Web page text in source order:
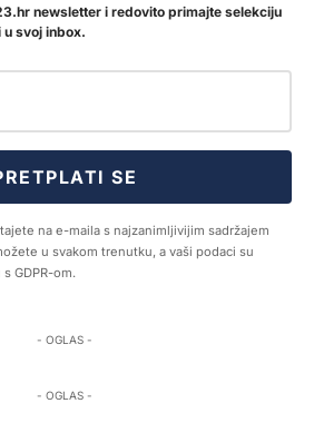
newsletter i redovito primajte selekciju
svoj inbox.
SE
na e-maila s najzanimljivijim sadržajem
u svakom trenutku, a vaši podaci su
GDPR-om.
- OGLAS -
- OGLAS -